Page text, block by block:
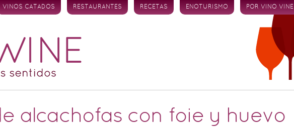
VINOS CATADOS RESTAURANTES RECETAS ENOTURISMO POR VINO VINE
alcachofas con foie y huevo